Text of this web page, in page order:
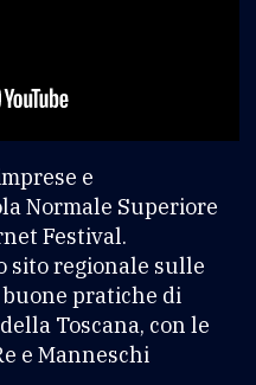
e
Normale Superiore
Festival.
sito regionale sulle
buone pratiche di
Toscana, con le
e Manneschi